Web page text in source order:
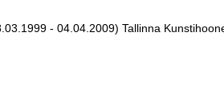
- 04.04.2009) Tallinna